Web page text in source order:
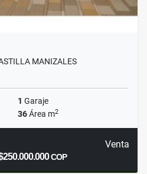
MANIZALES
1 Garaje
36Área m2
Venta
COP